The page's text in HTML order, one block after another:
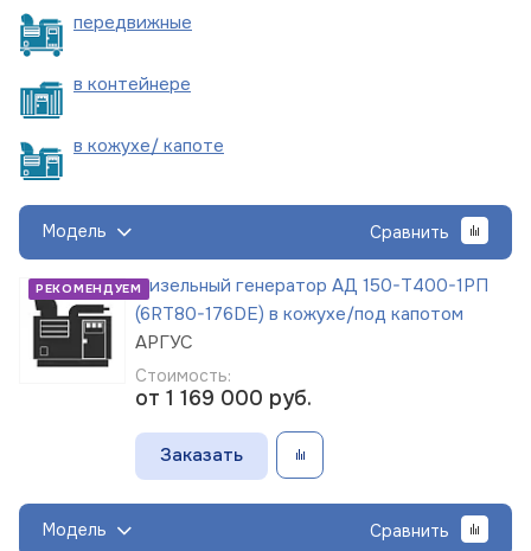
передвижные
в контейнере
в кожухе/ капоте
Модель Сравнить
РЕКОМЕНДУЕМДизельный генератор АД 150-Т400-1РП
(6RT80-176DE) в кожухе/под капотом
АРГУС
Стоимость:
от 1 169 000 руб.
Заказать
Модель Сравнить